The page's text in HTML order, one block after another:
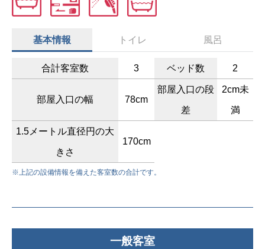
基本情報 トイレ 風呂
合計客室数 3 ベッド数 2
部屋入口の幅 78cm
部屋入口の段
差
2cm未
満
1.5メートル直径円の大
きさ
170cm
※上記の設備情報を備えた客室数の合計です。
一般客室